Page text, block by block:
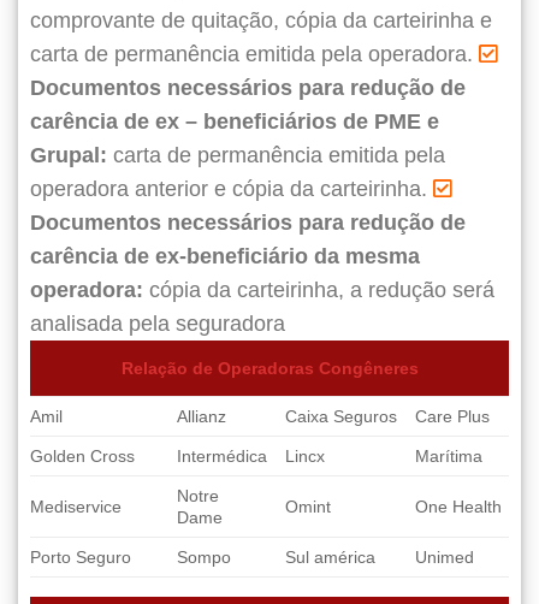
comprovante de quitação, cópia da carteirinha e
carta de permanência emitida pela operadora.
Documentos necessários para redução de
carência de ex – beneficiários de PME e
Grupal: carta de permanência emitida pela
operadora anterior e cópia da carteirinha.
Documentos necessários para redução de
carência de ex-beneficiário da mesma
operadora: cópia da carteirinha, a redução será
analisada pela seguradora
Relação de Operadoras Congêneres
Amil Allianz Caixa Seguros Care Plus
Golden Cross Intermédica Lincx Marítima
Mediservice
Notre
Dame
Omint One Health
Porto Seguro Sompo Sul américa Unimed